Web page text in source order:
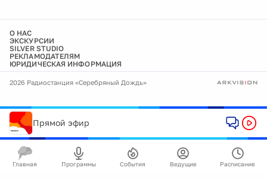
О НАС
ЭКСКУРСИИ
SILVER STUDIO
РЕКЛАМОДАТЕЛЯМ
ЮРИДИЧЕСКАЯ ИНФОРМАЦИЯ
2026 Радиостанция «Серебряный Дождь»
Прямой эфир
Главная Программы События Ведущие Расписание